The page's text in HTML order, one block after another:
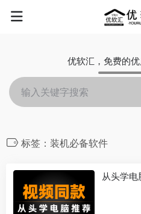
优软汇，免费的
标签：装机必备软件
从头学电